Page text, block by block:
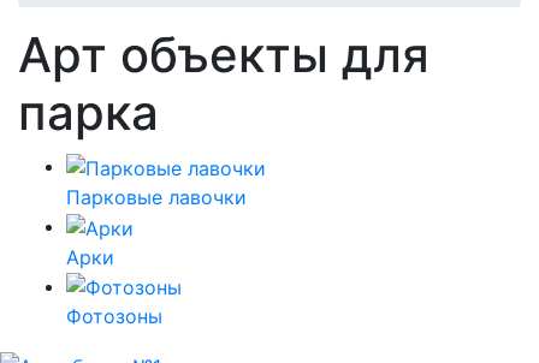
Арт объекты для
парка
Парковые лавочки
Арки
Фотозоны